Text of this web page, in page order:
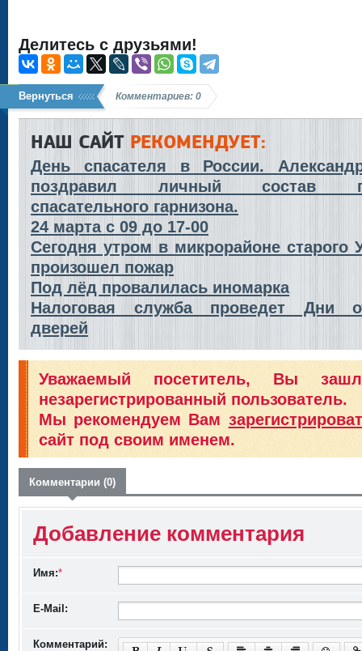
Делитесь с друзьями!
Вернуться Комментариев: 0
НАШ САЙТРЕКОМЕНДУЕТ:
День спасателя в России.
поздравил личный состав
спасательного гарнизона.
24 марта с 09 до 17-00
Сегодня утром в микрорайоне старого
произошел пожар
Под лёд провалилась иномарка
Налоговая служба проведет Дни
дверей
Уважаемый посетитель, Вы
незарегистрированный пользователь.
Мы рекомендуем Вам
сайт под своим именем.
Комментарии (0)
Добавление комментария
Имя:*
E-Mail:
Комментарий: